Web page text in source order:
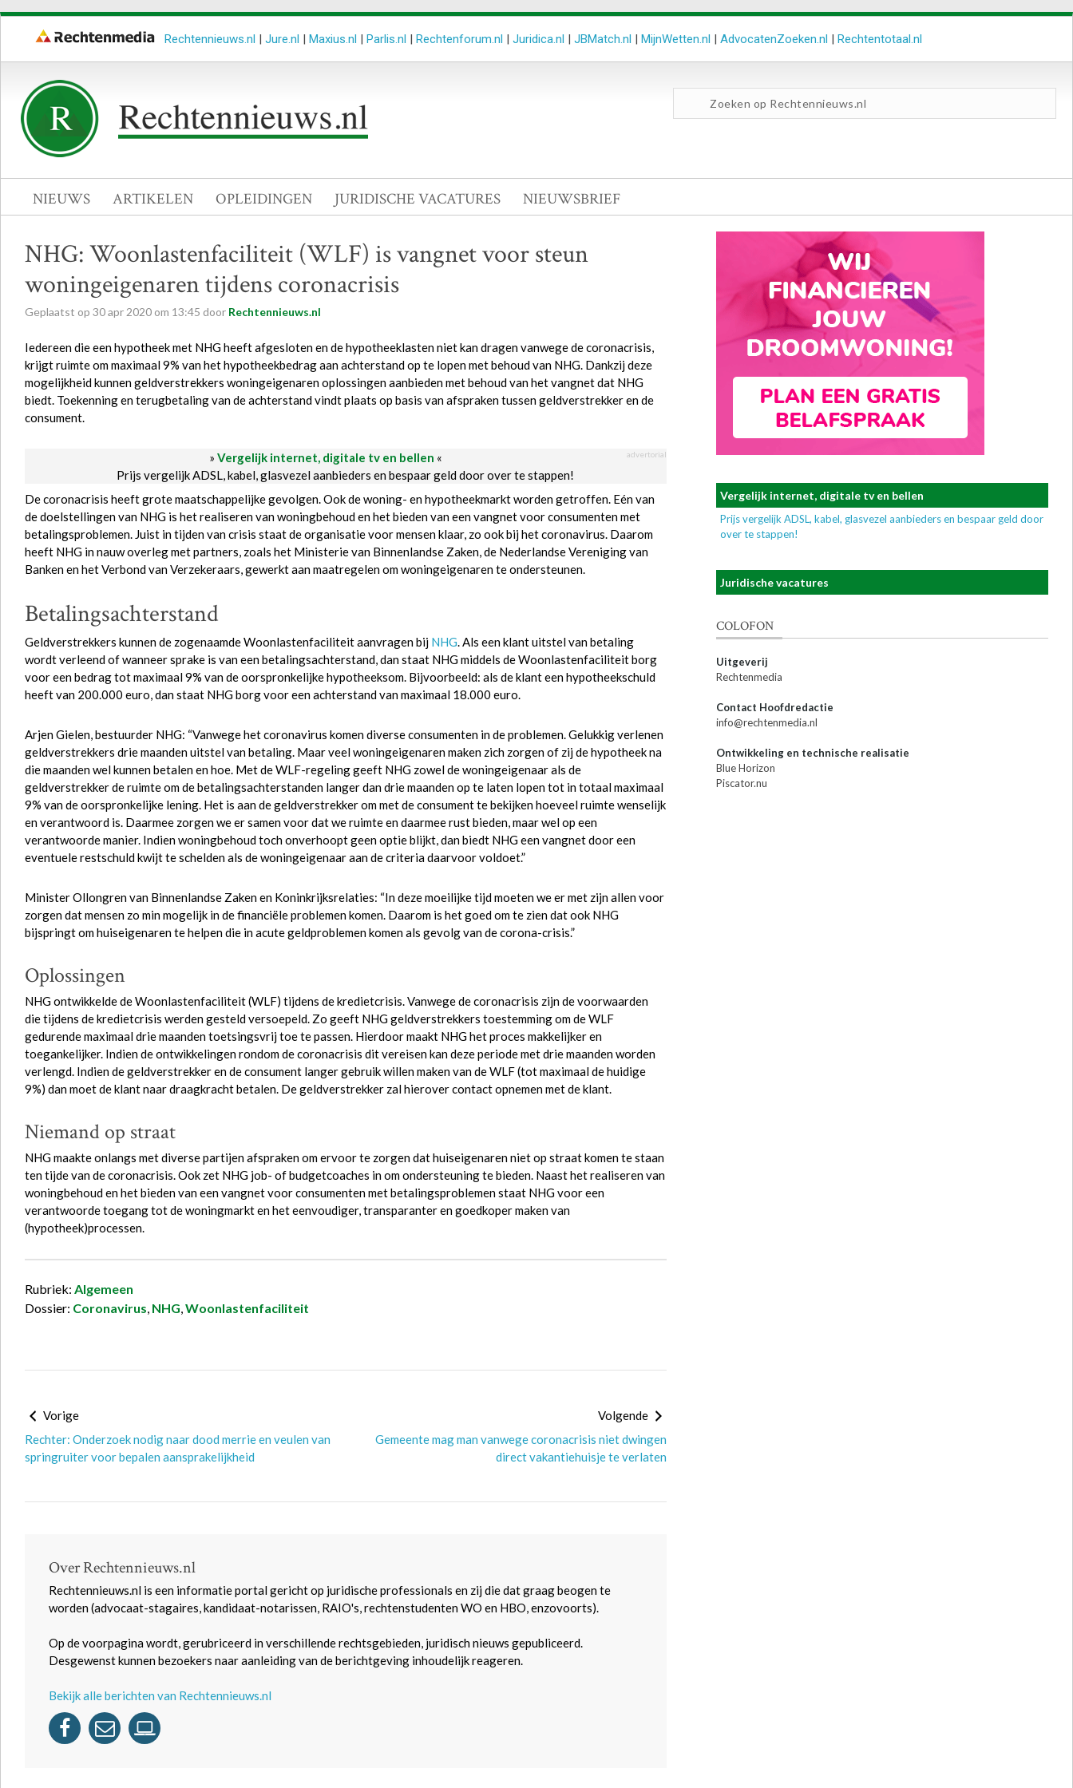
Rechtennieuws.nl | Jure.nl | Maxius.nl | Parlis.nl | Rechtenforum.nl | Juridica.nl | JBMatch.nl | MijnWetten.nl | AdvocatenZoeken.nl | Rechtentotaal.nl
NIEUWS ARTIKELEN OPLEIDINGEN JURIDISCHE VACATURES NIEUWSBRIEF
NHG: Woonlastenfaciliteit (WLF) is vangnet voor steun
woningeigenaren tijdens coronacrisis
Geplaatst op 30apr 2020 om 13:45 door Rechtennieuws.nl
Iedereen die een hypotheek met NHG heeft afgesloten en de hypotheeklasten niet kan dragen vanwege de coronacrisis,
krijgt ruimte om maximaal 9% van het hypotheekbedrag aan achterstand op te lopen met behoud van NHG. Dankzij deze
mogelijkheid kunnen geldverstrekkers woningeigenaren oplossingen aanbieden met behoud van het vangnet dat NHG
biedt. Toekenning en terugbetaling van de achterstand vindt plaats op basis van afspraken tussen geldverstrekker en de
consument.
» Vergelijk internet, digitale tv en bellen « advertorial
Prijs vergelijk ADSL, kabel, glasvezel aanbieders en bespaar geld door over te stappen!
De coronacrisis heeft grote maatschappelijke gevolgen. Ook de woning- en hypotheekmarkt worden getroffen. Eén van
de doelstellingen van NHG is het realiseren van woningbehoud en het bieden van een vangnet voor consumenten met
betalingsproblemen. Juist in tijden van crisis staat de organisatie voor mensen klaar, zo ook bij het coronavirus. Daarom
heeft NHG in nauw overleg met partners, zoals het Ministerie van Binnenlandse Zaken, de Nederlandse Vereniging van
Banken en het Verbond van Verzekeraars, gewerkt aan maatregelen om woningeigenaren te ondersteunen.
Betalingsachterstand
Geldverstrekkers kunnen de zogenaamde Woonlastenfaciliteit aanvragen bij NHG. Als een klant uitstel van betaling
wordt verleend of wanneer sprake is van een betalingsachterstand, dan staat NHG middels de Woonlastenfaciliteit borg
voor een bedrag tot maximaal 9% van de oorspronkelijke hypotheeksom. Bijvoorbeeld: als de klant een hypotheekschuld
heeft van 200.000 euro, dan staat NHG borg voor een achterstand van maximaal 18.000 euro.
Arjen Gielen, bestuurder NHG: “Vanwege het coronavirus komen diverse consumenten in de problemen. Gelukkig verlenen
geldverstrekkers drie maanden uitstel van betaling. Maar veel woningeigenaren maken zich zorgen of zij de hypotheek na
die maanden wel kunnen betalen en hoe. Met de WLF-regeling geeft NHG zowel de woningeigenaar als de
geldverstrekker de ruimte om de betalingsachterstanden langer dan drie maanden op te laten lopen tot in totaal maximaal
9% van de oorspronkelijke lening. Het is aan de geldverstrekker om met de consument te bekijken hoeveel ruimte wenselijk
en verantwoord is. Daarmee zorgen we er samen voor dat we ruimte en daarmee rust bieden, maar wel op een
verantwoorde manier. Indien woningbehoud toch onverhoopt geen optie blijkt, dan biedt NHG een vangnet door een
eventuele restschuld kwijt te schelden als de woningeigenaar aan de criteria daarvoor voldoet.”
Minister Ollongren van Binnenlandse Zaken en Koninkrijksrelaties: “In deze moeilijke tijd moeten we er met zijn allen voor
zorgen dat mensen zo min mogelijk in de financiële problemen komen. Daarom is het goed om te zien dat ook NHG
bijspringt om huiseigenaren te helpen die in acute geldproblemen komen als gevolg van de corona-crisis.”
Oplossingen
NHG ontwikkelde de Woonlastenfaciliteit (WLF) tijdens de kredietcrisis. Vanwege de coronacrisis zijn de voorwaarden
die tijdens de kredietcrisis werden gesteld versoepeld. Zo geeft NHG geldverstrekkers toestemming om de WLF
gedurende maximaal drie maanden toetsingsvrij toe te passen. Hierdoor maakt NHG het proces makkelijker en
toegankelijker. Indien de ontwikkelingen rondom de coronacrisis dit vereisen kan deze periode met drie maanden worden
verlengd. Indien de geldverstrekker en de consument langer gebruik willen maken van de WLF (tot maximaal de huidige
9%) dan moet de klant naar draagkracht betalen. De geldverstrekker zal hierover contact opnemen met de klant.
Niemand op straat
NHG maakte onlangs met diverse partijen afspraken om ervoor te zorgen dat huiseigenaren niet op straat komen te staan
ten tijde van de coronacrisis. Ook zet NHG job- of budgetcoaches in om ondersteuning te bieden. Naast het realiseren van
woningbehoud en het bieden van een vangnet voor consumenten met betalingsproblemen staat NHG voor een
verantwoorde toegang tot de woningmarkt en het eenvoudiger, transparanter en goedkoper maken van
(hypotheek)processen.
Rubriek: Algemeen
Dossier: Coronavirus, NHG,Woonlastenfaciliteit
Vorige
Rechter: Onderzoek nodig naar dood merrie en veulen van
springruiter voor bepalen aansprakelijkheid
Volgende
Gemeente mag man vanwege coronacrisis niet dwingen
direct vakantiehuisje te verlaten
Over Rechtennieuws.nl
Rechtennieuws.nl is een informatie portal gericht op juridische professionals en zij die dat graag beogen te
worden (advocaat-stagaires, kandidaat-notarissen, RAIO's, rechtenstudenten WO en HBO, enzovoorts).
Op de voorpagina wordt, gerubriceerd in verschillende rechtsgebieden, juridisch nieuws gepubliceerd.
Desgewenst kunnen bezoekers naar aanleiding van de berichtgeving inhoudelijk reageren.
Bekijk alle berichten van Rechtennieuws.nl
Vergelijk internet, digitale tv en bellen
Prijs vergelijk ADSL, kabel, glasvezel aanbieders en bespaar geld door
over te stappen!
Juridische vacatures
COLOFON
Uitgeverij
Rechtenmedia
Contact Hoofdredactie
info@rechtenmedia.nl
Ontwikkeling en technische realisatie
Blue Horizon
Piscator.nu